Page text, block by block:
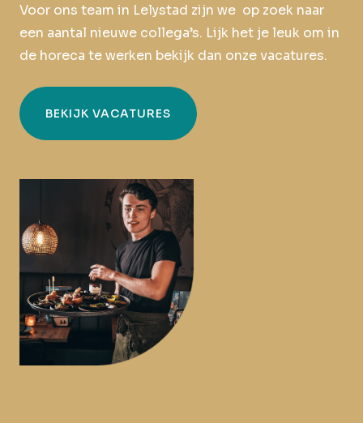
Voor ons team in Lelystad zijn we op zoek naar
een aantal nieuwe collega’s. Lijk het je leuk om in
de horeca te werken bekijk dan onze vacatures.
BEKIJK VACATURES